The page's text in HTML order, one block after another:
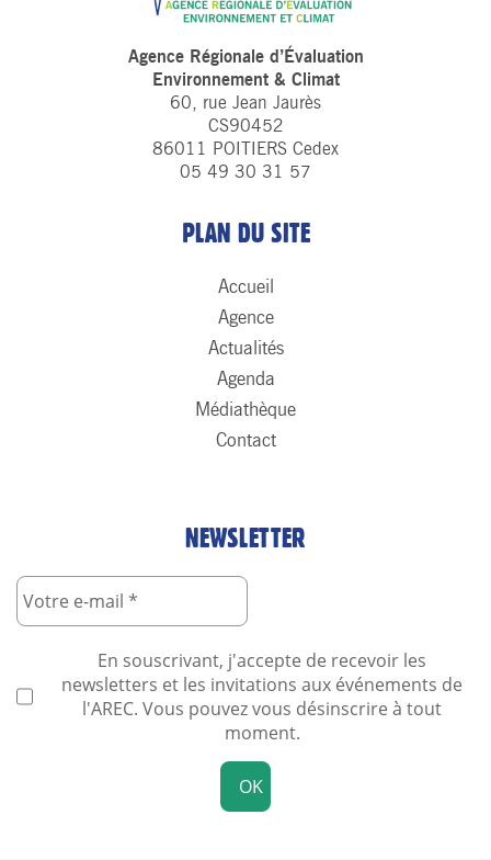
Agence Régionale d’Évaluation
Environnement & Climat
60, rue Jean Jaurès
CS90452
86011 POITIERS Cedex
05 49 30 31 57
PLAN DU SITE
Accueil
Agence
Actualités
Agenda
Médiathèque
Contact
NEWSLETTER
En souscrivant, j'accepte de recevoir les
newsletters et les invitations aux événements de
l'AREC. Vous pouvez vous désinscrire à tout
moment.